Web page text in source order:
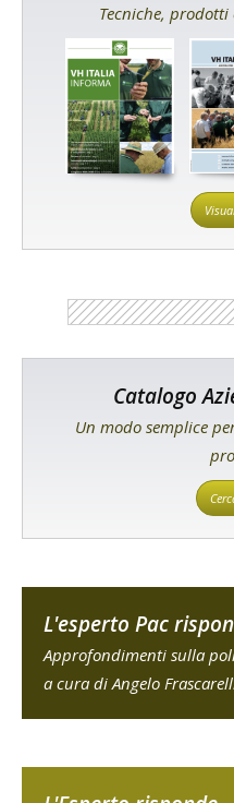
Tecniche, prodotti
Catalogo
Un modo semplice
L'esperto Pac
Approfondimenti sulla
a cura di Angelo